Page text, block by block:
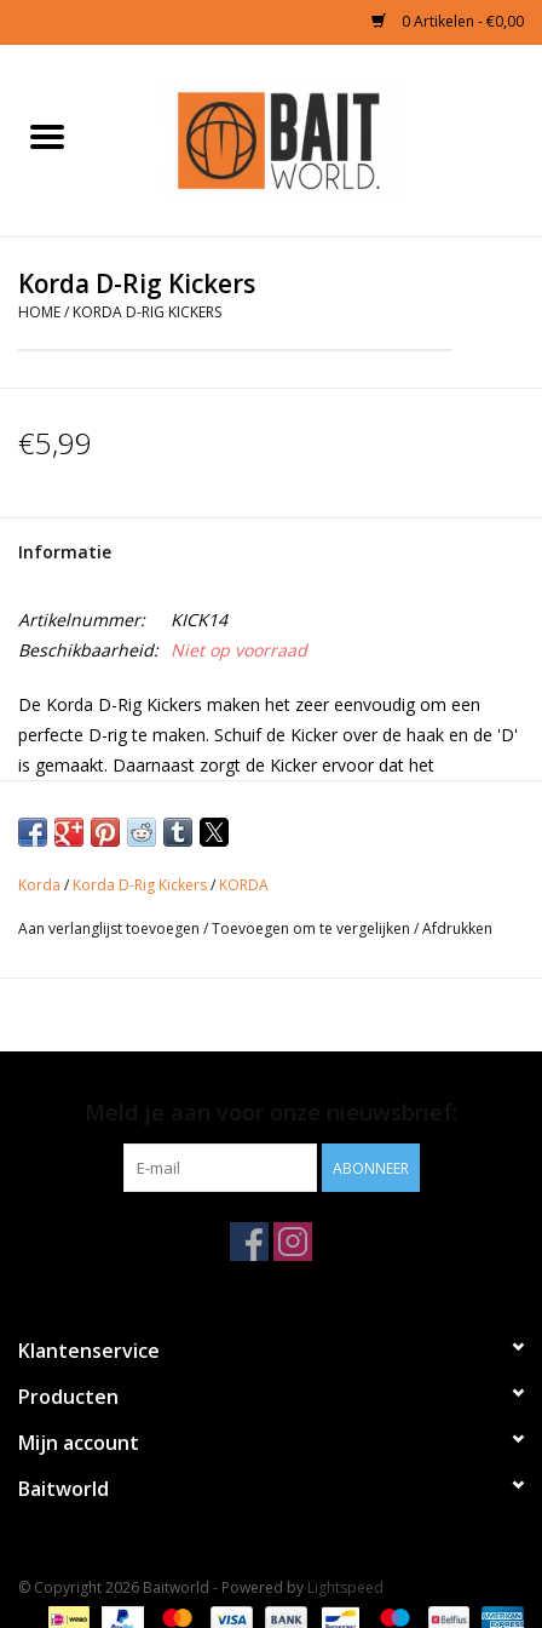
0 Artikelen - €0,00
Boilies & Additieven
Pellets
Cadeaubon
Summer Deals
Korda D-Rig Kickers
HOME/ KORDA D-RIG KICKERS
€5,99
Informatie
Artikelnummer:
KICK14
Beschikbaarheid: Niet op voorraad
De Korda D-Rig Kickers maken het zeer eenvoudig om een
perfecte D-rig te maken. Schuif de Kicker over de haak en de 'D'
is gemaakt. Daarnaast zorgt de Kicker ervoor dat het
Rig Kickers zijn verkrijgbaar in verschillende maten.
Productinformatie
Korda / Korda D-Rig Kickers/ KORDA
Aan verlanglijst toevoegen /Toevoegen om te vergelijken /Afdrukken
ABONNEER
Klantenservice
Producten
Mijn account
Baitworld
© Copyright 2026 Baitworld - Powered by Lightspeed